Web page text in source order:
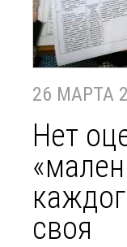
26 МАРТА
Нет
своя